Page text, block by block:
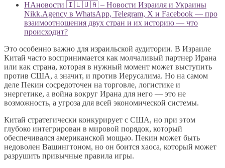
НАновости 🇮🇱🇺🇦 – Новости Израиля и Украины
Nikk.Agency в WhatsApp, Telegram, X и Facebook — про
взаимоотношения двух стран и их историю — что
происходит?
Это особенно важно для израильской аудитории. В Израиле
Китай часто воспринимается как молчаливый партнер Ирана
или как страна, которая в нужный момент может выступить
против США, а значит, и против Иерусалима. Но на самом
деле Пекин сосредоточен на торговле, логистике и
энергетике, а война вокруг Ирана для него — это не
возможность, а угроза для всей экономической системы.
Китай стратегически конкурирует с США, но при этом
глубоко интегрирован в мировой порядок, который
обеспечивался американской мощью. Пекин может быть
недоволен Вашингтоном, но он боится хаоса, который может
разрушить привычные правила игры.